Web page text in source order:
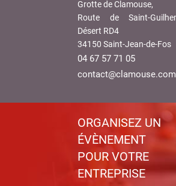
Grotte de Clamouse,
Route de Saint-
Désert RD4
34150 Saint-Jean-de-Fos
04 67 57 71 05
contact@clamouse.com
ORGANISEZ UN
ÉVÈNEMENT
POUR VOTRE
ENTREPRISE